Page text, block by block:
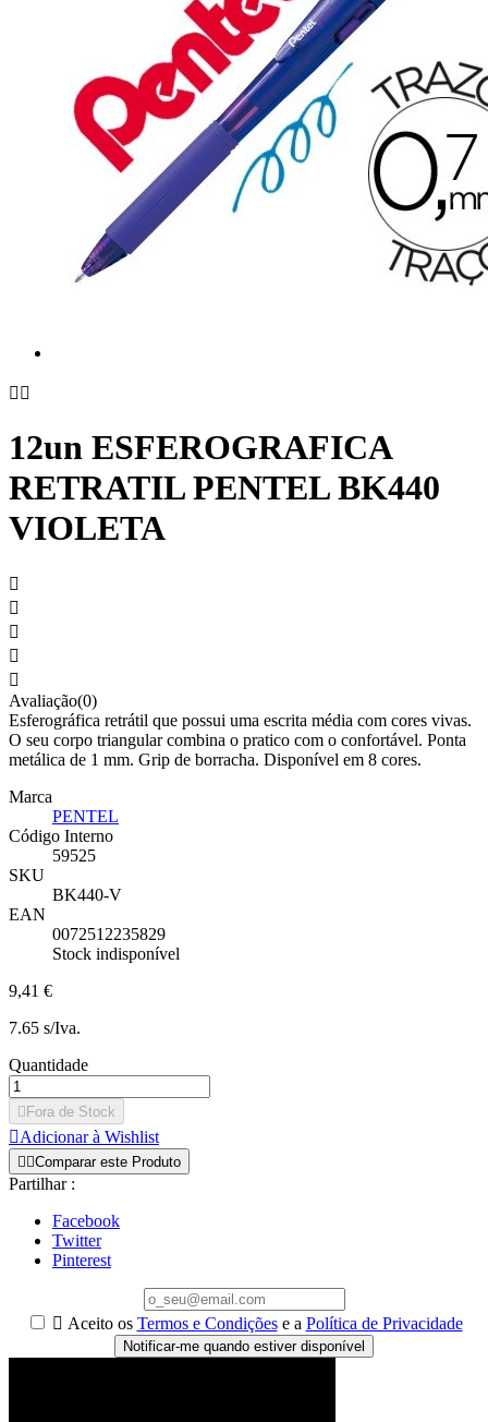
 
12un ESFEROGRAFICA
RETRATIL PENTEL BK440
VIOLETA





Avaliação(0)
Esferográfica retrátil que possui uma escrita média com cores vivas.
O seu corpo triangular combina o pratico com o confortável. Ponta
metálica de 1 mm. Grip de borracha. Disponível em 8 cores.
Marca
PENTEL
Código Interno
59525
SKU
BK440-V
EAN
0072512235829
Stock indisponível
9,41 €
7.65 s/Iva.
Quantidade
 Fora de Stock
Adicionar à Wishlist
 Comparar este Produto
Partilhar :
Facebook
Twitter
Pinterest
 Aceito os Termos e Condiçõese a Política de Privacidade
Notificar-me quando estiver disponível